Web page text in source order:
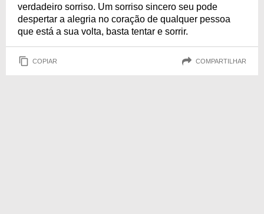
verdadeiro sorriso. Um sorriso sincero seu pode
despertar a alegria no coração de qualquer pessoa
que está a sua volta, basta tentar e sorrir.
COPIAR COMPARTILHAR